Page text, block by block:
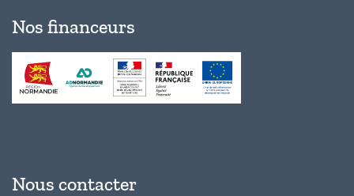
Nos financeurs
Nous contacter